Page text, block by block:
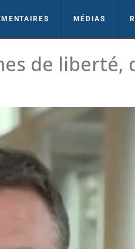
MÉDIAS
de liberté,